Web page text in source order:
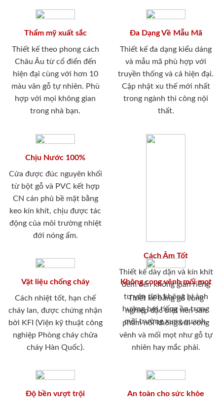
Thẩm mỹ xuất sắc
Thiết kế theo phong cách
Châu Âu từ cổ điển đến
hiện đại cùng với hơn 10
màu vân gỗ tự nhiên. Phù
hợp với mọi không gian
trong nhà bạn.
Đa Dạng Về Mẫu Mã
Thiết kế đa dạng kiểu dáng
và mẫu mã phù hợp với
truyền thống và cả hiện đại.
Cập nhật xu thế mới nhất
trong ngành thi công nội
thất.
Chịu Nước 100%
Cửa được đúc nguyên khối
từ bột gỗ và PVC kết hợp
CN cán phủ bề mặt bằng
keo kín khít, chịu được tác
động của môi trường nhiệt
đới nóng ẩm.
Cách Âm Tốt
Thiết kế dày dặn và kín khít
đem đến không gian riêng
tư yên tĩnh không bị ảnh
hưởng bới tiếng ồn trong
môi trường xung quanh.
Vật liệu chống cháy
Cách nhiệt tốt, hạn chế
cháy lan, được chứng nhận
bởi KFI (Viện kỹ thuật công
nghiệp Phòng cháy chữa
cháy Hàn Quốc).
Không cong vênh mối mọt
Thiết kế bằng gỗ công
nghiệp đặc biệt nên sản
phẩm nói không với cong
vênh và mối mọt như gỗ tự
nhiên hay mắc phải.
Độ bền vượt trội An toàn cho sức khỏe